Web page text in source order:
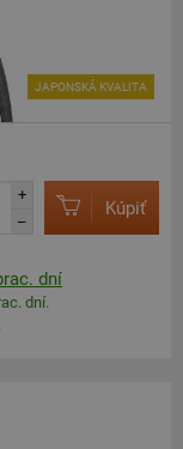
JAPONSKÁ KVALITA
+
–
Kúpiť
dní
dní.